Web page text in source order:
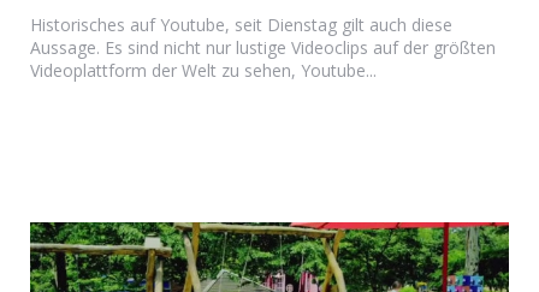
Historisches auf Youtube, seit Dienstag gilt auch diese
Aussage. Es sind nicht nur lustige Videoclips auf der größten
Videoplattform der Welt zu sehen, Youtube...